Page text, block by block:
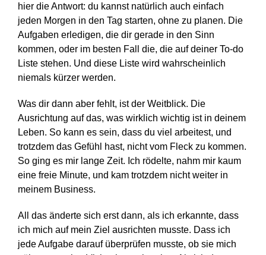
hier die Antwort: du kannst natürlich auch einfach
jeden Morgen in den Tag starten, ohne zu planen. Die
Aufgaben erledigen, die dir gerade in den Sinn
kommen, oder im besten Fall die, die auf deiner To-do
Liste stehen. Und diese Liste wird wahrscheinlich
niemals kürzer werden.
Was dir dann aber fehlt, ist der Weitblick. Die
Ausrichtung auf das, was wirklich wichtig ist in deinem
Leben. So kann es sein, dass du viel arbeitest, und
trotzdem das Gefühl hast, nicht vom Fleck zu kommen.
So ging es mir lange Zeit. Ich rödelte, nahm mir kaum
eine freie Minute, und kam trotzdem nicht weiter in
meinem Business.
All das änderte sich erst dann, als ich erkannte, dass
ich mich auf mein Ziel ausrichten musste. Dass ich
jede Aufgabe darauf überprüfen musste, ob sie mich